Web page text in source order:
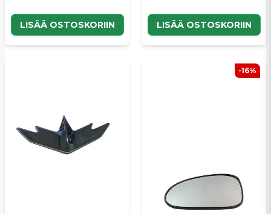
LISÄÄ OSTOSKORIIN LISÄÄ OSTOSKORIIN
-16%